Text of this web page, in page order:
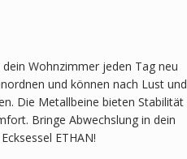
Wohnzimmer jeden Tag neu
und können nach Lust und
Die Metallbeine bieten Stabilität
Bringe Abwechslung in dein
ETHAN!